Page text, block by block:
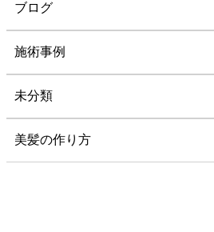
ブログ
施術事例
未分類
美髪の作り方